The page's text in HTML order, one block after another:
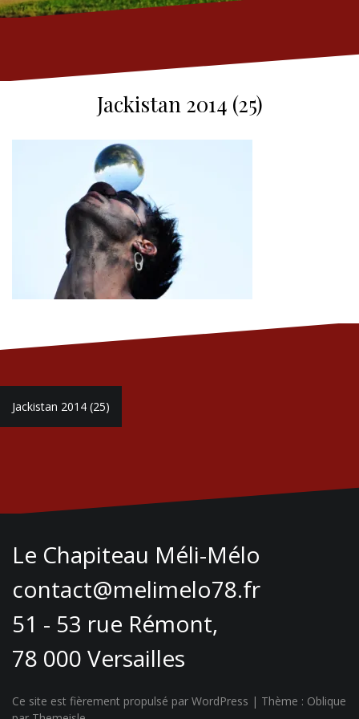
Jackistan 2014 (25)
Navigation
de
Jackistan 2014 (25)
Le Chapiteau Méli-Mélo
contact@melimelo78.fr
51 - 53 rue Rémont,
78 000 Versailles
Ce site est fièrement propulsé par WordPress | Thème : Oblique